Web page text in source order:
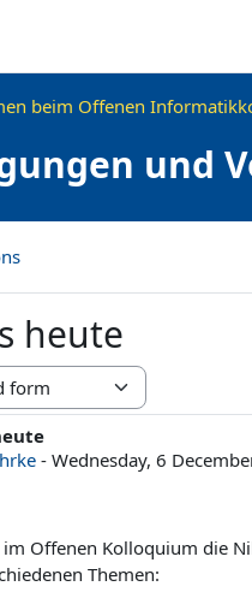
beim Offenen
und
heute
- Wednesday, 6
0
Offenen Kolloquium die
Themen: